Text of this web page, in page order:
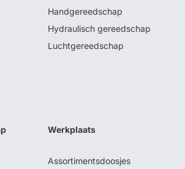
Handgereedschap
Hydraulisch gereedschap
Luchtgereedschap
Werkplaats
Assortimentsdoosjes